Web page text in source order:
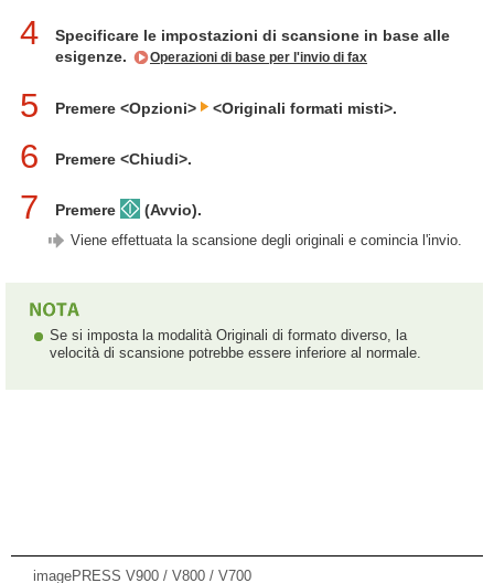
4
Specificare le impostazioni di scansione in base alle
esigenze.
Operazioni di base per l'invio di fax
5 Premere <Opzioni> <Originali formati misti>.
6 Premere <Chiudi>.
7 Premere (Avvio).
Viene effettuata la scansione degli originali e comincia l'invio.
Se si imposta la modalità Originali di formato diverso, la
velocità di scansione potrebbe essere inferiore al normale.
imagePRESS V900 / V800 / V700